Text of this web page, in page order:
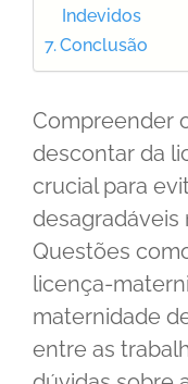
Indevidos
Conclusão
Compreender
descontar da
crucial para
desagradáveis
Questões
licença-
maternidade
entre as